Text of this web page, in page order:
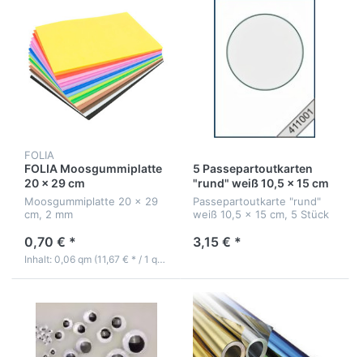
FOLIA
FOLIA Moosgummiplatte
20 x 29 cm
Moosgummiplatte 20 x 29
cm, 2 mm
0,70 € *
Inhalt: 0,06 qm (11,67 € * / 1 qm)
5 Passepartoutkarten
"rund" weiß 10,5 x 15 cm
Passepartoutkarte "rund"
weiß 10,5 x 15 cm, 5 Stück
3,15 € *